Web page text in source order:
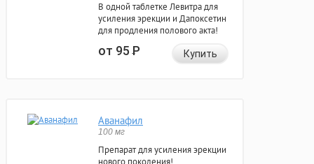
В одной таблетке Левитра для
усиления эрекции и Дапоксетин
для продления полового акта!
от 95Р Купить
Аванафил
100 мг
Препарат для усиления эрекции